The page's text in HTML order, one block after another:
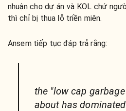
nhuận cho dự án và KOL chứ
thì chỉ bị thua lỗ triền miên.
Ansem tiếp tục đáp trả rằng:
the "low cap
about has